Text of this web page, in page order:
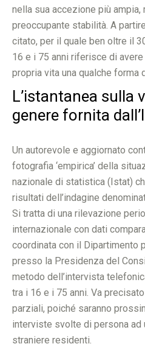
nella sua accezione più ampia,
preoccupante stabilità. A
citato, per il quale ben oltre il
16 e i 75 anni riferisce di
propria vita una qualche forma
L’istantanea sulla
genere fornita
Un autorevole e aggiornato
fotografia ‘empirica’ della
nazionale di statistica (Istat)
risultati dell’indagine
Si tratta di una rilevazione
internazionale con dati
coordinata con il Dipartimento
presso la Presidenza del
metodo dell’intervista
tra i 16 e i 75 anni. Va
parziali, poiché saranno
interviste svolte di persona ad
straniere residenti.